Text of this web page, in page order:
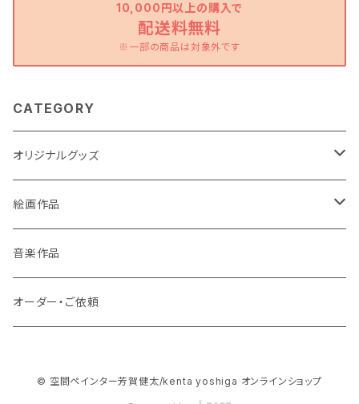
10,000円以上の購入で
配送料無料
※一部の商品は対象外です
CATEGORY
オリジナルグッズ
ポストカード
缶バッチ
ストラップ
絵画作品
原画作品
風景画
複製画作品
音楽作品
オーダー・ご依頼
© 空間ペインター芳賀健太/kenta yoshiga オンラインショップ